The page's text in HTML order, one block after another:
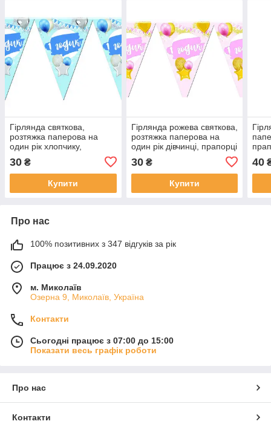
Гірлянда святкова,
розтяжка паперова на
один рік хлопчику,
прапорці трикутні вимпели
для дитячого дня
народження 2 м
30 ₴
Купити
Гірлянда рожева святкова,
розтяжка паперова на
один рік дівчинці, прапорці
дитячого дня народження
2 м
30₴
Купити
40
Про нас
100% позитивних з 347 відгуків за рік
Працює з 24.09.2020
м. Миколаїв
Озерна 9, Миколаїв, Україна
Контакти
Сьогодні працює з 07:00 до 15:00
Показати весь графік роботи
Про нас
Контакти